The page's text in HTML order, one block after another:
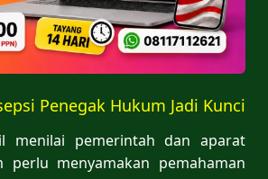
Penegak Hukum Jadi Kunci
menilai pemerintah dan aparat
perlu menyamakan pemahaman